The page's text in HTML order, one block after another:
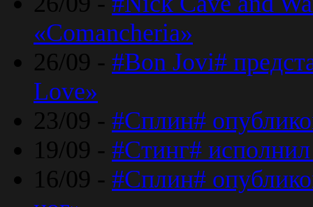
«Comancheria»
26/09 - #Bon Jovi#
Love»
23/09 - #Сплин#
19/09 - #Стинг#
16/09 - #Сплин#